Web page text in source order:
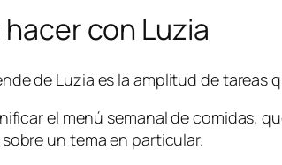
con Luzia
de Luzia es la amplitud de tareas
el menú semanal de comidas,
un tema en particular.